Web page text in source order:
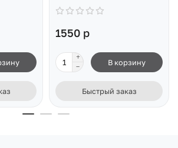
1550 р
В корзину
Быстрый заказ